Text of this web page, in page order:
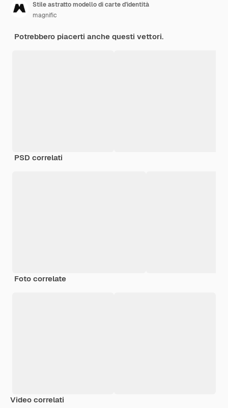
Stile astratto modello di carte d'identità
magnific
Potrebbero piacerti anche questi vettori.
PSD correlati
Foto correlate
Video correlati